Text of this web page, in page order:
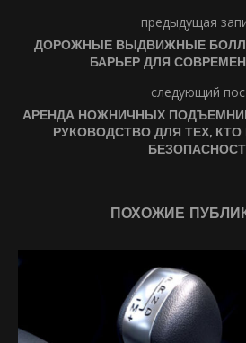
предыдущая
ДОРОЖНЫЕ ВЫДВИЖНЫЕ
БАРЬЕР ДЛЯ
следующий
АРЕНДА НОЖНИЧНЫХ
РУКОВОДСТВО ДЛЯ ТЕХ,
ПОХОЖИЕ